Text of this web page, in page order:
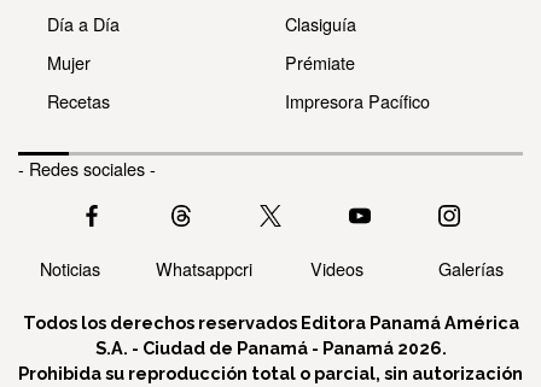
Día a Día
Mujer
Recetas
Clasiguía
Prémiate
Impresora Pacífico
- Redes sociales -
Noticias Whatsappcri Videos Galerías
Todos los derechos reservados Editora Panamá América
S.A. - Ciudad de Panamá - Panamá 2026.
Prohibida su reproducción total o parcial, sin autorización